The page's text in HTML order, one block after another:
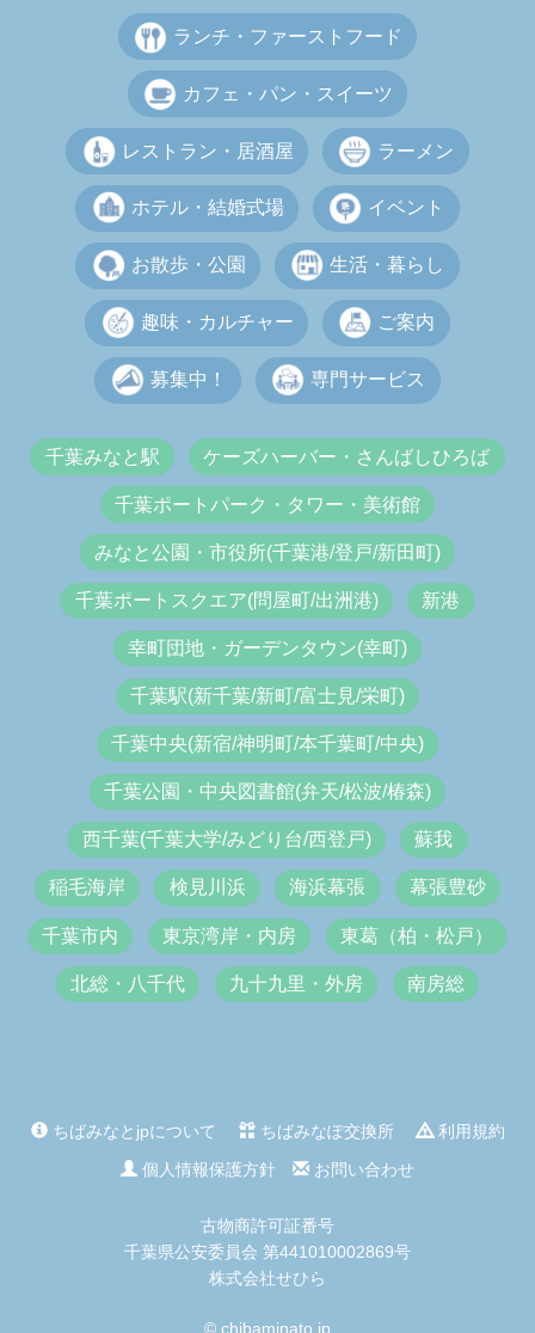
ランチ・ファーストフード
カフェ・パン・スイーツ
レストラン・居酒屋 ラーメン
ホテル・結婚式場 イベント
お散歩・公園 生活・暮らし
趣味・カルチャー ご案内
募集中！ 専門サービス
千葉みなと駅 ケーズハーバー・さんばしひろば
千葉ポートパーク・タワー・美術館
みなと公園・市役所(千葉港/登戸/新田町)
千葉ポートスクエア(問屋町/出洲港) 新港
幸町団地・ガーデンタウン(幸町)
千葉駅(新千葉/新町/富士見/栄町)
千葉中央(新宿/神明町/本千葉町/中央)
千葉公園・中央図書館(弁天/松波/椿森)
西千葉(千葉大学/みどり台/西登戸) 蘇我
稲毛海岸 検見川浜 海浜幕張 幕張豊砂
千葉市内 東京湾岸・内房 東葛（柏・松戸）
北総・八千代 九十九里・外房 南房総
ちばみなとjpについて ちばみなぽ交換所
利用規約
個人情報保護方針
お問い合わせ
古物商許可証番号
千葉県公安委員会 第441010002869号
株式会社せひら
© chibaminato.jp